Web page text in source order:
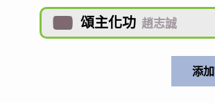
 頌主化功 趙志誠